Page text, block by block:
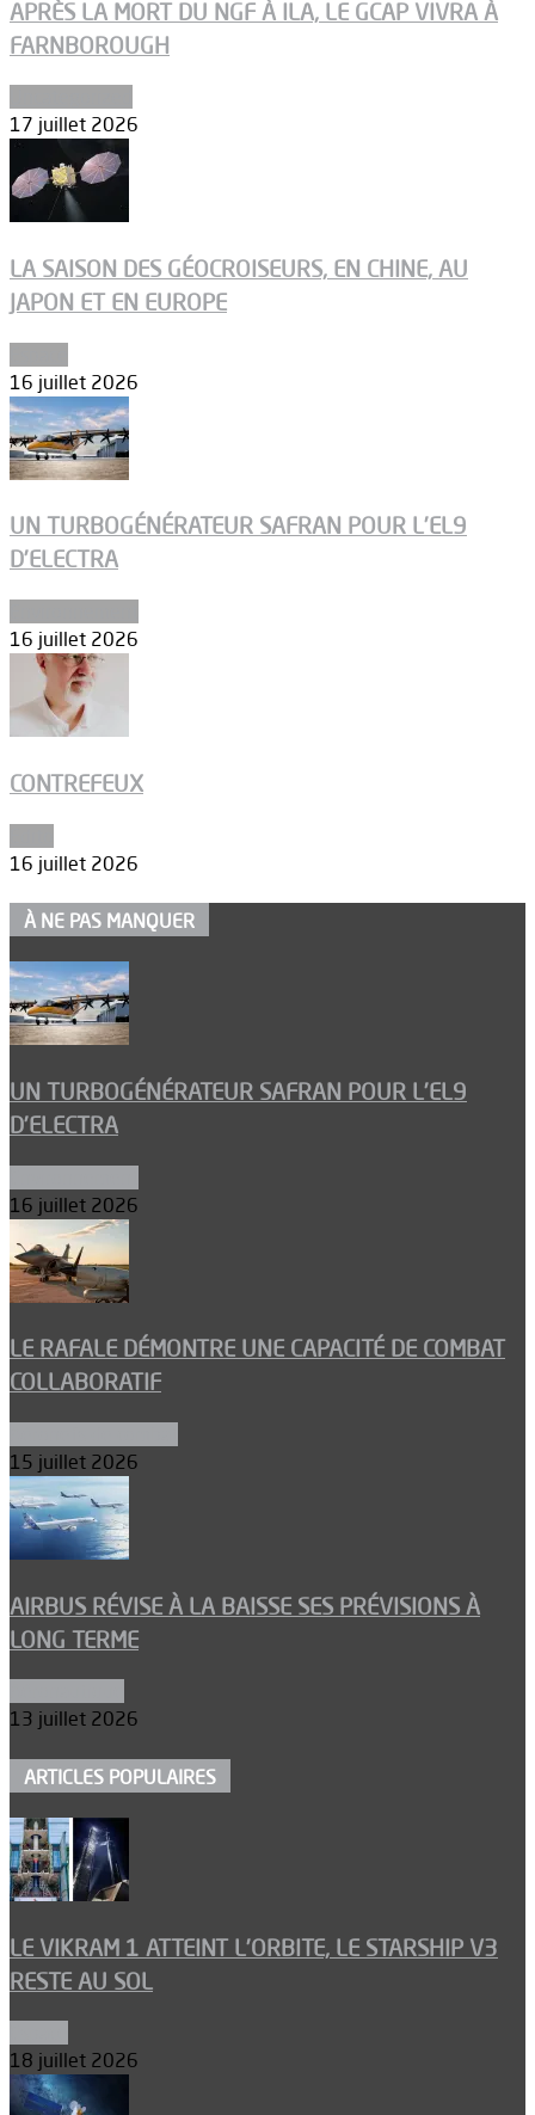
APRÈS LA MORT DU NGF À ILA, LE GCAP VIVRA À
FARNBOROUGH
17 juillet 2026
LA SAISON DES GÉOCROISEURS, EN CHINE, AU
JAPON ET EN EUROPE
16 juillet 2026
UN TURBOGÉNÉRATEUR SAFRAN POUR L’EL9
D’ELECTRA
16 juillet 2026
CONTREFEUX
16 juillet 2026
À NE PAS MANQUER
UN TURBOGÉNÉRATEUR SAFRAN POUR L’EL9
D’ELECTRA
16 juillet 2026
LE RAFALE DÉMONTRE UNE CAPACITÉ DE COMBAT
COLLABORATIF
15 juillet 2026
AIRBUS RÉVISE À LA BAISSE SES PRÉVISIONS À
LONG TERME
13 juillet 2026
ARTICLES POPULAIRES
LE VIKRAM 1 ATTEINT L’ORBITE, LE STARSHIP V3
RESTE AU SOL
18 juillet 2026